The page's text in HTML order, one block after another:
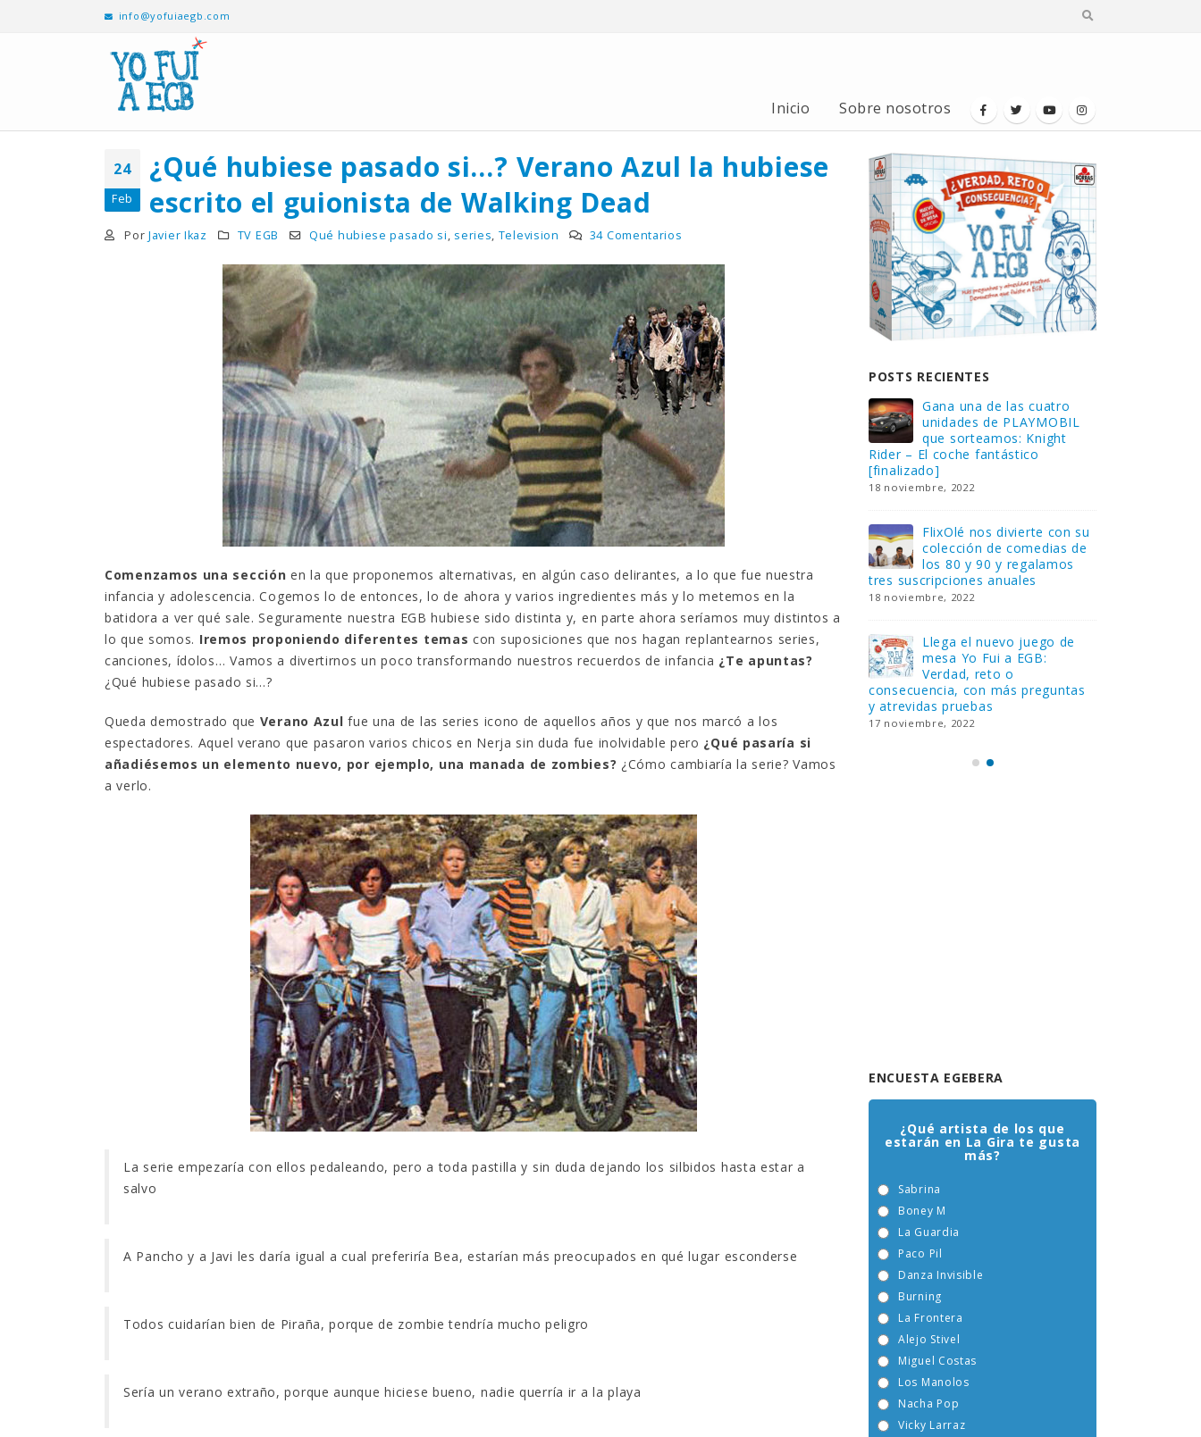
info@yofuiaegb.com
Inicio Sobre nosotros
24
Feb
¿Qué hubiese pasado si…? Verano Azul la hubiese
escrito el guionista de Walking Dead
PorJavier Ikaz TV EGB Qué hubiese pasado si, series, Television 34 Comentarios
Comenzamos una sección en la que proponemos alternativas, en algún caso delirantes, a lo que fue nuestra
infancia y adolescencia. Cogemos lo de entonces, lo de ahora y varios ingredientes más y lo metemos en la
batidora a ver qué sale. Seguramente nuestra EGB hubiese sido distinta y, en parte ahora seríamos muy distintos a
lo que somos. Iremos proponiendo diferentes temas con suposiciones que nos hagan replantearnos series,
canciones, ídolos… Vamos a divertirnos un poco transformando nuestros recuerdos de infancia ¿Te apuntas?
¿Qué hubiese pasado si…?
Queda demostrado que Verano Azul fue una de las series icono de aquellos años y que nos marcó a los
espectadores. Aquel verano que pasaron varios chicos en Nerja sin duda fue inolvidable pero ¿Qué pasaría si
añadiésemos un elemento nuevo, por ejemplo, una manada de zombies? ¿Cómo cambiaría la serie? Vamos
a verlo.
La serie empezaría con ellos pedaleando, pero a toda pastilla y sin duda dejando los silbidos hasta estar a
salvo
A Pancho y a Javi les daría igual a cual preferiría Bea, estarían más preocupados en qué lugar esconderse
Todos cuidarían bien de Piraña, porque de zombie tendría mucho peligro
Sería un verano extraño, porque aunque hiciese bueno, nadie querría ir a la playa
POSTS RECIENTES
¿Sabías que…? Diez
curiosidades que igual no
sabes de cuando íbamos a
Gana el nuevo juego Yo
Fui a EGB ‘¿Verdad, reto o
consecuencia?’
5 preguntas
15 diciembre, 2022
Prime Video estrena
‘Mañana es hoy’ y
recordamos cosas que se
pusieron de moda en los 90 que ya
2 diciembre, 2022
Gana una de las cuatro
unidades de PLAYMOBIL
que sorteamos: Knight
Rider – El coche fantástico
[finalizado]
18 noviembre, 2022
FlixOlé nos divierte con su
colección de comedias de
tres suscripciones anuales
18 noviembre, 2022
Llega el nuevo juego de
mesa Yo Fui a EGB:
17 noviembre, 2022
¿Sabías que…? Diez
curiosidades que igual no
sabes de cuando íbamos a
EGB
8 febrero, 2023
Gana el nuevo juego Yo
Fui a EGB ‘¿Verdad, reto o
consecuencia?’
5 preguntas
15 diciembre, 2022
Prime Video estrena
‘Mañana es hoy’ y
recordamos cosas que se
2 diciembre, 2022
Gana una de las cuatro
unidades de PLAYMOBIL
que sorteamos: Knight
Rider – El coche fantástico
[finalizado]
18 noviembre, 2022
FlixOlé nos divierte con su
colección de comedias de
los 80 y 90 y regalamos
tres suscripciones anuales
18 noviembre, 2022
Llega el nuevo juego de
mesa Yo Fui a EGB:
Verdad, reto o
consecuencia, con más preguntas
y atrevidas pruebas
17 noviembre, 2022
ENCUESTA EGEBERA
¿Qué artista de los que
estarán en La Gira te gusta
más?
Sabrina
Boney M
La Guardia
Paco Pil
Danza Invisible
Burning
La Frontera
Alejo Stivel
Miguel Costas
Los Manolos
Nacha Pop
Vicky Larraz